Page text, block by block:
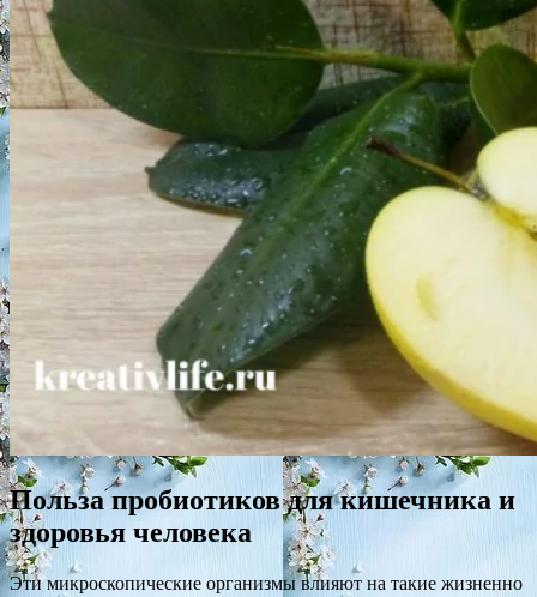
Польза пробиотиков для кишечника и
здоровья человека
Эти микроскопические организмы влияют на такие жизненно